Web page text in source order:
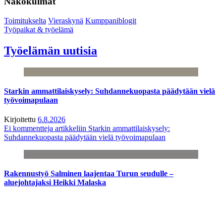
Toimitukselta Vieraskynä Kumppaniblogit
Työpaikat & työelämä
Työelämän uutisia
Starkin ammattilaiskysely: Suhdannekuopasta päädytään vielä
työvoimapulaan
Kirjoitettu 6.8.2026
Ei kommentteja artikkeliin Starkin ammattilaiskysely:
Suhdannekuopasta päädytään vielä työvoimapulaan
Rakennustyö Salminen laajentaa Turun seudulle –
aluejohtajaksi Heikki Malaska